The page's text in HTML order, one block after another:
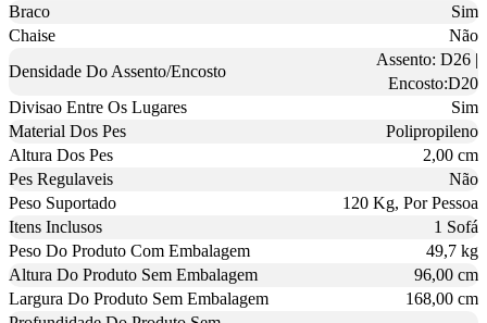
Braco
Sim
Chaise
Não
Densidade Do Assento/Encosto
Assento: D26 |
Encosto:D20
Divisao Entre Os Lugares
Sim
Material Dos Pes
Polipropileno
Altura Dos Pes
2,00 cm
Pes Regulaveis
Não
Peso Suportado
120 Kg, Por Pessoa
Itens Inclusos
1 Sofá
Peso Do Produto Com Embalagem
49,7 kg
Altura Do Produto Sem Embalagem
96,00 cm
Largura Do Produto Sem Embalagem
168,00 cm